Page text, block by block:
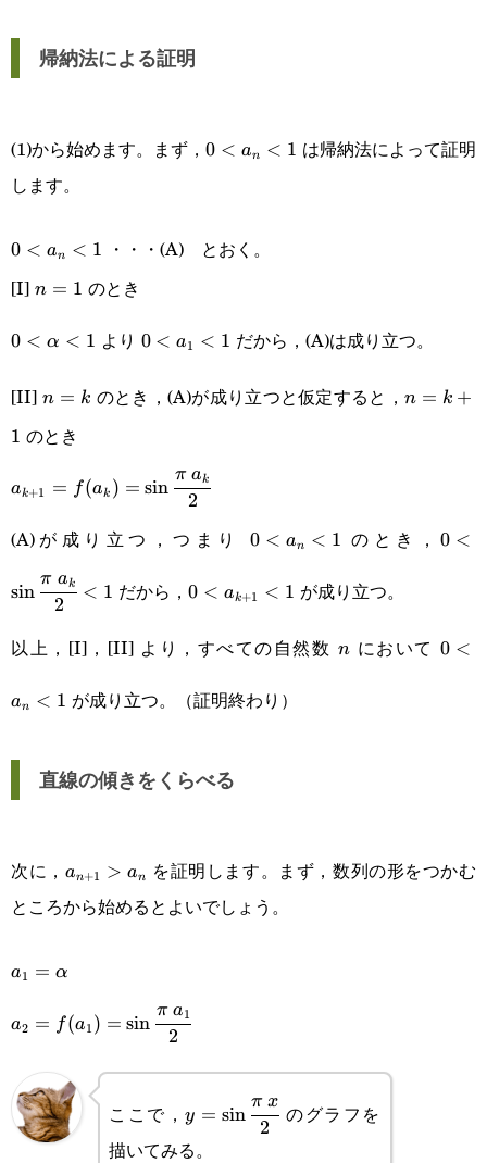
帰納法による証明
(1)から始めます。まず，0 < an < 1 は帰納法によって証明
します。
0 < an < 1 ・・・(A) とおく。
[I] n=1
n = 1 のとき
0 < α < 1 より 0 < a1 < 1 だから，(A)は成り立つ。
[II]n=k
n = k のとき，(A)が成り立つと仮定すると， n=k+1
n = k +
1 のとき
a_{k+1}=f(a_k)=\sin\cfrac{\pi a_k}
ak+1 = f(ak ) = sin
2
π ak
(A)が成り立つ，つまり0 < an < 1 のとき，0 <
sin
2
π ak < 1 だから， 0 < ak+1 < 1 が成り立つ。
以上，[I]，[II] より，すべての自然数n
n において0 <
an < 1 が成り立つ。（証明終わり）
直線の傾きをくらべる
次に， a_{n+1}>a_n
an+1 > an
を証明します。まず，数列の形をつかむ
ところから始めるとよいでしょう。
a1 = α
a_2=f(a_1)=\sin\cfrac{\pi a_1}
a2 = f(a1 ) = sin
2
π a1
ここで， y=\sin\cfrac{\pi x}
{2}
y = sin
2
π xのグラフを
描いてみる。